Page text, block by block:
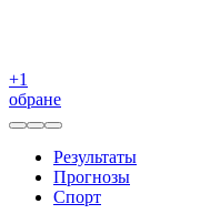
+1
обране
Результаты
Прогнозы
Спорт